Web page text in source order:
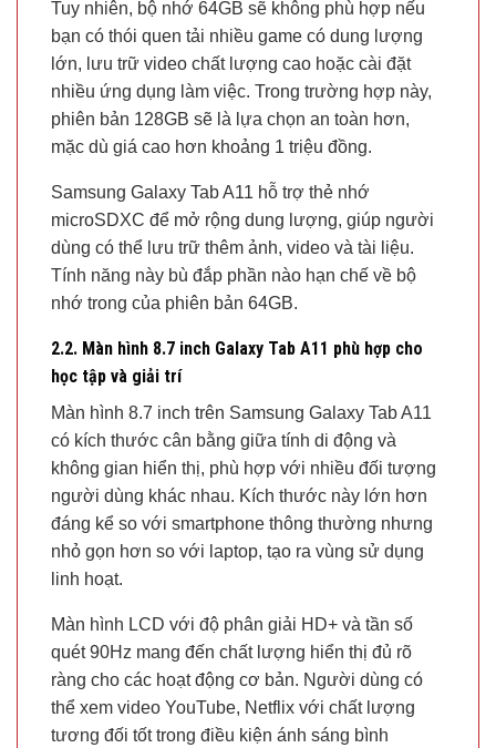
Tuy nhiên, bộ nhớ 64GB sẽ không phù hợp nếu
bạn có thói quen tải nhiều game có dung lượng
lớn, lưu trữ video chất lượng cao hoặc cài đặt
nhiều ứng dụng làm việc. Trong trường hợp này,
phiên bản 128GB sẽ là lựa chọn an toàn hơn,
mặc dù giá cao hơn khoảng 1 triệu đồng.
Samsung Galaxy Tab A11 hỗ trợ thẻ nhớ
microSDXC để mở rộng dung lượng, giúp người
dùng có thể lưu trữ thêm ảnh, video và tài liệu.
Tính năng này bù đắp phần nào hạn chế về bộ
nhớ trong của phiên bản 64GB.
2.2. Màn hình 8.7 inch Galaxy Tab A11 phù hợp cho
học tập và giải trí
Màn hình 8.7 inch trên Samsung Galaxy Tab A11
có kích thước cân bằng giữa tính di động và
không gian hiển thị, phù hợp với nhiều đối tượng
người dùng khác nhau. Kích thước này lớn hơn
đáng kể so với smartphone thông thường nhưng
nhỏ gọn hơn so với laptop, tạo ra vùng sử dụng
linh hoạt.
Màn hình LCD với độ phân giải HD+ và tần số
quét 90Hz mang đến chất lượng hiển thị đủ rõ
ràng cho các hoạt động cơ bản. Người dùng có
thể xem video YouTube, Netflix với chất lượng
tương đối tốt trong điều kiện ánh sáng bình